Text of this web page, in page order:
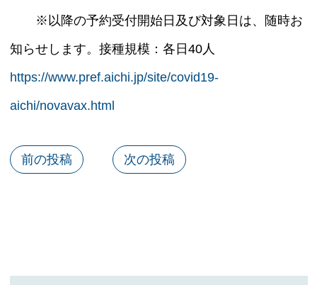
※以降の予約受付開始日及び対象日は、随時お
知らせします。接種規模：各日40人
https://www.pref.aichi.jp/site/covid19-
aichi/novavax.html
前の投稿 次の投稿